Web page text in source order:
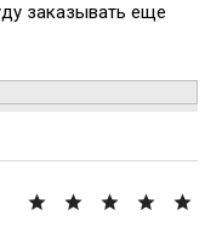
заказывать еще